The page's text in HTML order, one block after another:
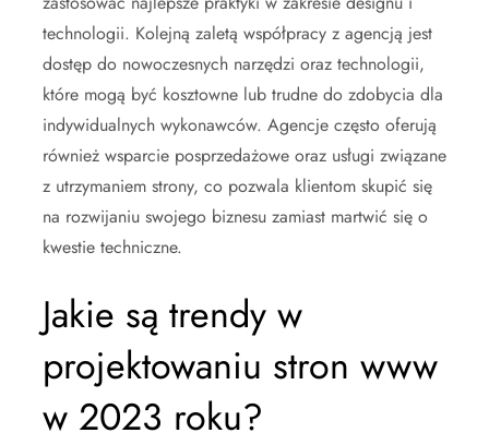
technologii. Kolejną zaletą współpracy z agencją jest
dostęp do nowoczesnych narzędzi oraz technologii,
które mogą być kosztowne lub trudne do zdobycia dla
indywidualnych wykonawców. Agencje często oferują
również wsparcie posprzedażowe oraz usługi związane
z utrzymaniem strony, co pozwala klientom skupić się
na rozwijaniu swojego biznesu zamiast martwić się o
kwestie techniczne.
Jakie są trendy w
projektowaniu stron www
w 2023 roku?